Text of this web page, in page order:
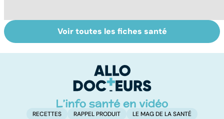
Perturbateurs
endocriniens :
L'eau, source de
vie
Voir toutes les fiches santé
RECETTES RAPPEL PRODUIT
LE MAG DE LA SANTÉ